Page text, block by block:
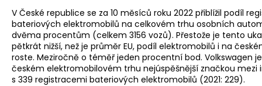
V České republice se za 10 měsíců roku 2022 přiblížil podíl
bateriových elektromobilů na celkovém trhu osobních
dvěma procentům (celkem 3156 vozů). Přestože je tento
pětkrát nižší, než je průměr EU, podíl elektromobilů i na
roste. Meziročně o téměř jeden procentní bod. Volkswagen
českém elektromobilovém trhu nejúspěšnější značkou mezi
s 339 registracemi bateriových elektromobilů (2021: 229).